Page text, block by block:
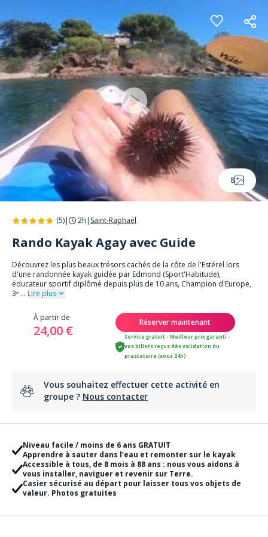
Panneau de gestion des cookies
8
(5)| 2h | Saint-Raphaël
Rando Kayak Agay avec Guide
Découvrez les plus beaux trésors cachés de la côte de l'Estérel lors
d'une randonnée kayak guidée par Edmond (Sport'Habitude),
éducateur sportif diplômé depuis plus de 10 ans, Champion d'Europe,
3ᵉ ... Lire plus
À partir de
24,00 €
Réserver maintenant
Service gratuit - Meilleur prix garanti -
vos billets reçus dès validation du
prestataire (sous 24h)
Vous souhaitez effectuer cette activité en
groupe ? Nous contacter
Niveau facile / moins de 6 ans GRATUIT
Apprendre à sauter dans l’eau et remonter sur le kayak
Accessible à tous, de 8 mois à 88 ans : nous vous aidons à
vous installer, naviguer et revenir sur Terre.
Casier sécurisé au départ pour laisser tous vos objets de
valeur. Photos gratuites